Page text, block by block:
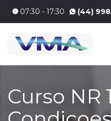
07:30 - 17:30 (44)
Curso NR